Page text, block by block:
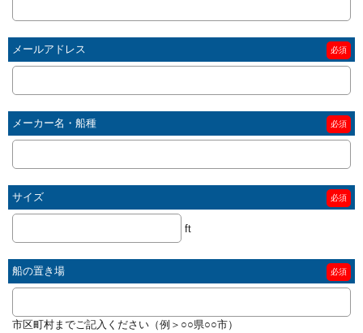
必須
メールアドレス
必須
メーカー名・船種
必須
サイズ
ft
必須
船の置き場
市区町村までご記入ください（例＞○○県○○市）